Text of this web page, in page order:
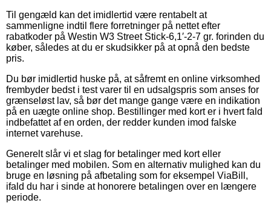
Til gengæld kan det imidlertid være rentabelt at
sammenligne indtil flere forretninger på nettet efter
rabatkoder på Westin W3 Street Stick-6,1′-2-7 gr. forinden du
køber, således at du er skudsikker på at opnå den bedste
pris.
Du bør imidlertid huske på, at såfremt en online virksomhed
frembyder bedst i test varer til en udsalgspris som anses for
grænseløst lav, så bør det mange gange være en indikation
på en uægte online shop. Bestillinger med kort er i hvert fald
indbefattet af en orden, der redder kunden imod falske
internet varehuse.
Generelt slår vi et slag for betalinger med kort eller
betalinger med mobilen. Som en alternativ mulighed kan du
bruge en løsning på afbetaling som for eksempel ViaBill,
ifald du har i sinde at honorere betalingen over en længere
periode.